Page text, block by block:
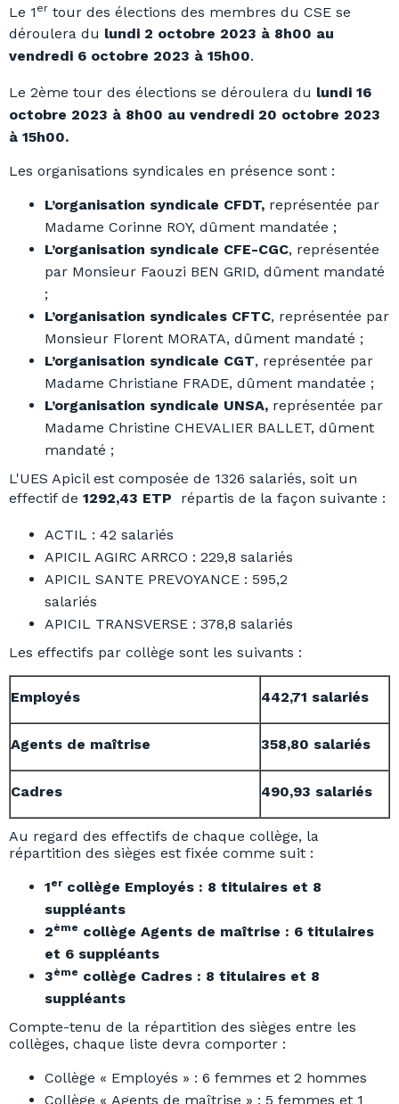
Le 1 er tour des élections des membres du CSE se
déroulera du lundi 2 octobre 2023 à 8h00 au
vendredi 6 octobre 2023 à 15h00.
Le 2ème tour des élections se déroulera du lundi 16
octobre 2023 à 8h00 au vendredi 20 octobre 2023
à 15h00.
Les organisations syndicales en présence sont :
L’organisation syndicale CFDT, représentée par
Madame Corinne ROY, dûment mandatée ;
L’organisation syndicale CFE-CGC, représentée
par Monsieur Faouzi BEN GRID, dûment mandaté
;
L’organisation syndicales CFTC, représentée par
Monsieur Florent MORATA, dûment mandaté ;
L’organisation syndicale CGT, représentée par
Madame Christiane FRADE, dûment mandatée ;
L’organisation syndicale UNSA, représentée par
Madame Christine CHEVALIER BALLET, dûment
mandaté ;
L'UES Apicil est composée de 1326 salariés, soit un
effectif de 1292,43 ETP répartis de la façon suivante :
ACTIL : 42 salariés
APICIL AGIRC ARRCO : 229,8 salariés
APICIL SANTE PREVOYANCE : 595,2
salariés
APICIL TRANSVERSE : 378,8 salariés
Les effectifs par collège sont les suivants :
Employés 442,71 salariés
Agents de maîtrise 358,80 salariés
Cadres 490,93 salariés
Au regard des effectifs de chaque collège, la
répartition des sièges est fixée comme suit :
1ercollège Employés : 8 titulaires et 8
suppléants
2ème collège Agents de maîtrise : 6 titulaires
et 6 suppléants
3ème collège Cadres : 8 titulaires et 8
suppléants
Compte-tenu de la répartition des sièges entre les
collèges, chaque liste devra comporter :
Collège « Employés » : 6 femmes et 2 hommes
Collège « Agents de maîtrise » : 5 femmes et 1